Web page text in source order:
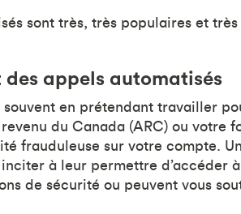
sont très, très populaires et
des appels automatisés
souvent en prétendant travailler
du Canada (ARC) ou
frauduleuse sur votre compte.
à leur permettre d’accéder
de sécurité ou peuvent vous